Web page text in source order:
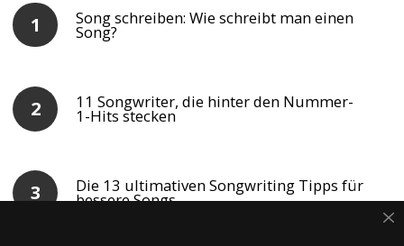
Song schreiben: Wie schreibt man einen
Song?
11 Songwriter, die hinter den Nummer-
1-Hits stecken
Die 13 ultimativen Songwriting Tipps für
bessere Songs